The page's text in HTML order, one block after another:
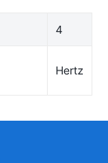
4
Hertz